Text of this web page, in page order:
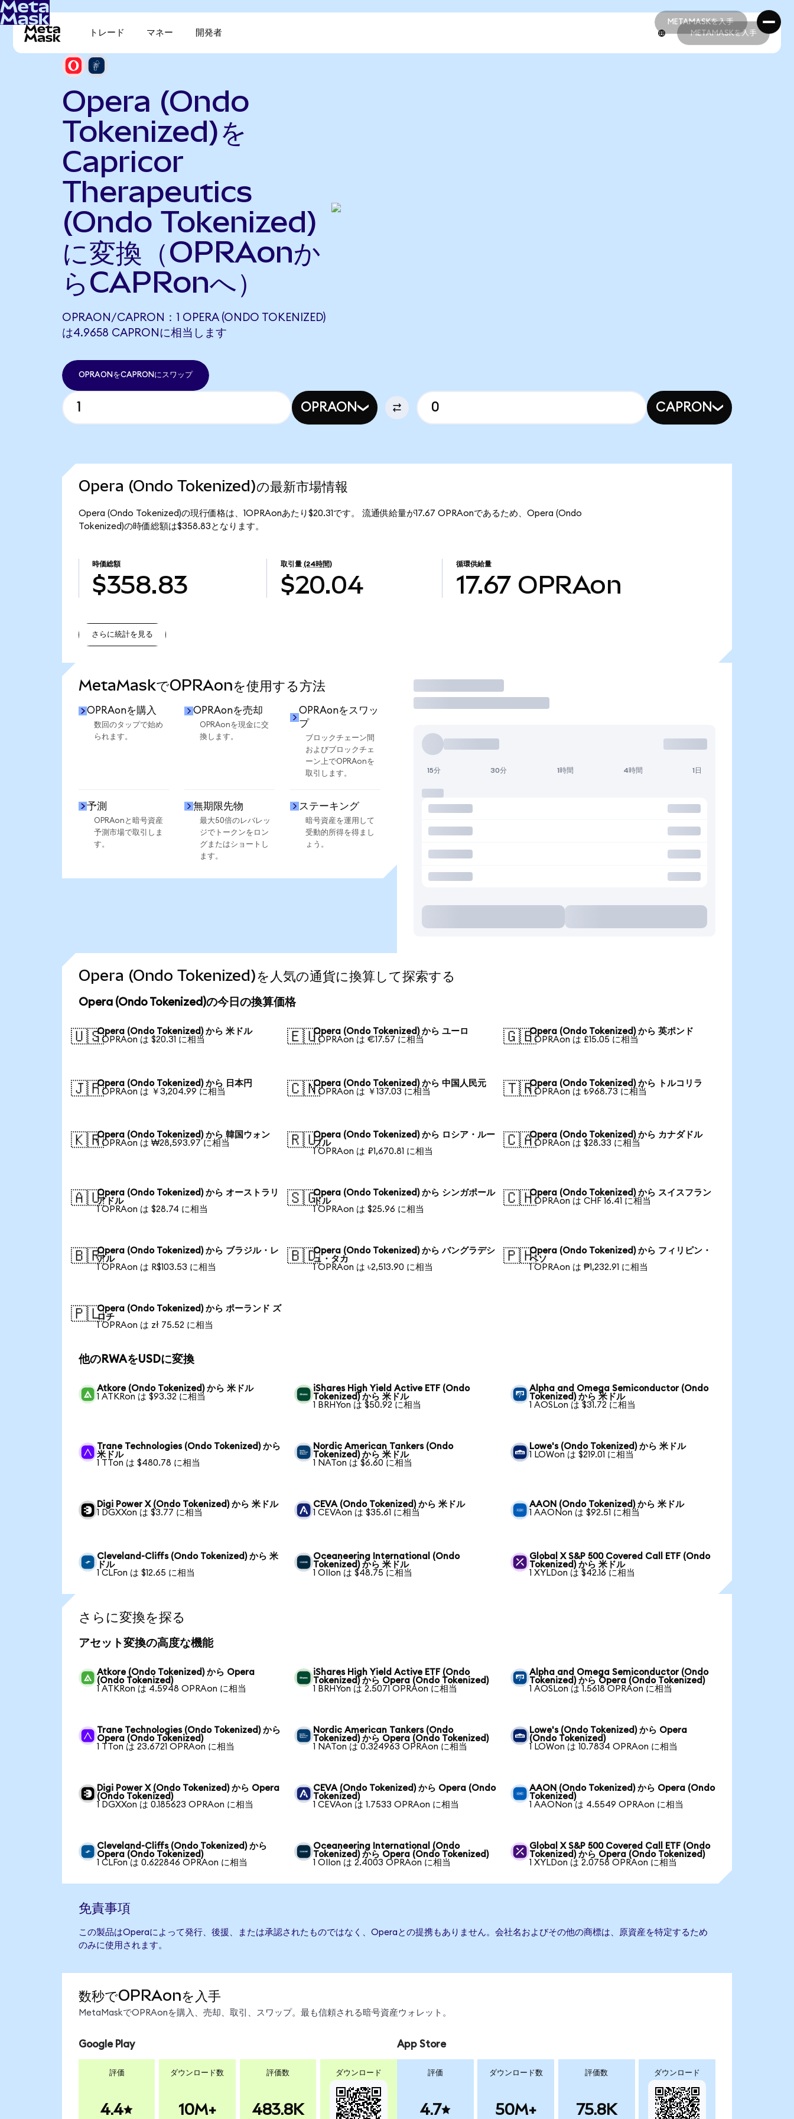
METAMASKを入手
METAMASKを入手
トレード マネー 開発者 METAMASKを入手
Opera (Ondo
Tokenized)を
Capricor
Therapeutics
(Ondo Tokenized)
に変換（OPRAonか
らCAPRonへ）
OPRAON/CAPRON：1 OPERA (ONDO TOKENIZED)
は4.9658 CAPRONに相当します
OPRAONをCAPRONにスワップ
OPRAON CAPRON
Opera (Ondo Tokenized)の最新市場情報
Opera (Ondo Tokenized)の現行価格は、1OPRAonあたり$20.31です。 流通供給量が17.67 OPRAonであるため、Opera (Ondo
Tokenized)の時価総額は$358.83となります。
時価総額
$358.83
取引量 (24時間)
$20.04
循環供給量
17.67 OPRAon
さらに統計を見る
MetaMaskでOPRAonを使用する方法
OPRAonを購入
数回のタップで始め
られます。
OPRAonを売却
OPRAonを現金に交
換します。
OPRAonをスワッ
プ
ブロックチェーン間
およびブロックチェ
ーン上でOPRAonを
取引します。
予測
OPRAonと暗号資産
予測市場で取引しま
す。
無期限先物
最大50倍のレバレッ
ジでトークンをロン
グまたはショートし
ます。
ステーキング
暗号資産を運用して
受動的所得を得まし
ょう。
取引
15分 30分 1時間 4時間 1日
Opera (Ondo Tokenized)を人気の通貨に換算して探索する
Opera (Ondo Tokenized)の今日の換算価格
🇺🇸Opera (Ondo Tokenized) から 米ドル
1 OPRAon は $20.31 に相当
🇪🇺Opera (Ondo Tokenized) から ユーロ
1 OPRAon は €17.57 に相当
🇬🇧Opera (Ondo Tokenized) から 英ポンド
1 OPRAon は £15.05 に相当
🇯🇵Opera (Ondo Tokenized) から 日本円
1 OPRAon は ￥3,204.99 に相当
🇨🇳Opera (Ondo Tokenized) から 中国人民元
1 OPRAon は ￥137.03 に相当
🇹🇷Opera (Ondo Tokenized) から トルコリラ
1 OPRAon は ₺968.73 に相当
🇰🇷Opera (Ondo Tokenized) から 韓国ウォン
1 OPRAon は ₩28,593.97 に相当
🇷🇺Opera (Ondo Tokenized) から ロシア・ルー
ブル
1 OPRAon は ₽1,670.81 に相当
🇨🇦Opera (Ondo Tokenized) から カナダドル
1 OPRAon は $28.33 に相当
🇦🇺Opera (Ondo Tokenized) から オーストラリ
アドル
1 OPRAon は $28.74 に相当
🇸🇬Opera (Ondo Tokenized) から シンガポール
ドル
1 OPRAon は $25.96 に相当
🇨🇭Opera (Ondo Tokenized) から スイスフラン
1 OPRAon は CHF 16.41 に相当
🇧🇷Opera (Ondo Tokenized) から ブラジル・レ
アル
1 OPRAon は R$103.53 に相当
🇧🇩Opera (Ondo Tokenized) から バングラデシ
ュ・タカ
1 OPRAon は ৳2,513.90 に相当
🇵🇭Opera (Ondo Tokenized) から フィリピン・
ペソ
1 OPRAon は ₱1,232.91 に相当
🇵🇱Opera (Ondo Tokenized) から ポーランド ズ
ロチ
1 OPRAon は zł 75.52 に相当
他のRWAをUSDに変換
Atkore (Ondo Tokenized) から 米ドル
1 ATKRon は $93.32 に相当
iShares High Yield Active ETF (Ondo
Tokenized) から 米ドル
1 BRHYon は $50.92 に相当
Alpha and Omega Semiconductor (Ondo
Tokenized) から 米ドル
1 AOSLon は $31.72 に相当
Trane Technologies (Ondo Tokenized) から
米ドル
1 TTon は $480.78 に相当
Nordic American Tankers (Ondo
Tokenized) から 米ドル
1 NATon は $6.60 に相当
Lowe's (Ondo Tokenized) から 米ドル
1 LOWon は $219.01 に相当
Digi Power X (Ondo Tokenized) から 米ドル
1 DGXXon は $3.77 に相当
CEVA (Ondo Tokenized) から 米ドル
1 CEVAon は $35.61 に相当
AAON (Ondo Tokenized) から 米ドル
1 AAONon は $92.51 に相当
Cleveland-Cliffs (Ondo Tokenized) から 米
ドル
1 CLFon は $12.65 に相当
Oceaneering International (Ondo
Tokenized) から 米ドル
1 OIIon は $48.75 に相当
Global X S&P 500 Covered Call ETF (Ondo
Tokenized) から 米ドル
1 XYLDon は $42.16 に相当
さらに変換を探る
アセット変換の高度な機能
Atkore (Ondo Tokenized) から Opera
(Ondo Tokenized)
1 ATKRon は 4.5948 OPRAon に相当
iShares High Yield Active ETF (Ondo
Tokenized) から Opera (Ondo Tokenized)
1 BRHYon は 2.5071 OPRAon に相当
Alpha and Omega Semiconductor (Ondo
Tokenized) から Opera (Ondo Tokenized)
1 AOSLon は 1.5618 OPRAon に相当
Trane Technologies (Ondo Tokenized) から
Opera (Ondo Tokenized)
1 TTon は 23.6721 OPRAon に相当
Nordic American Tankers (Ondo
Tokenized) から Opera (Ondo Tokenized)
1 NATon は 0.324963 OPRAon に相当
Lowe's (Ondo Tokenized) から Opera
(Ondo Tokenized)
1 LOWon は 10.7834 OPRAon に相当
Digi Power X (Ondo Tokenized) から Opera
(Ondo Tokenized)
1 DGXXon は 0.185623 OPRAon に相当
CEVA (Ondo Tokenized) から Opera (Ondo
Tokenized)
1 CEVAon は 1.7533 OPRAon に相当
AAON (Ondo Tokenized) から Opera (Ondo
Tokenized)
1 AAONon は 4.5549 OPRAon に相当
Cleveland-Cliffs (Ondo Tokenized) から
Opera (Ondo Tokenized)
1 CLFon は 0.622846 OPRAon に相当
Oceaneering International (Ondo
Tokenized) から Opera (Ondo Tokenized)
1 OIIon は 2.4003 OPRAon に相当
Global X S&P 500 Covered Call ETF (Ondo
Tokenized) から Opera (Ondo Tokenized)
1 XYLDon は 2.0758 OPRAon に相当
免責事項
この製品はOperaによって発行、後援、または承認されたものではなく、Operaとの提携もありません。会社名およびその他の商標は、原資産を特定するため
のみに使用されます。
数秒でOPRAonを入手
MetaMaskでOPRAonを購入、売却、取引、スワップ。最も信頼される暗号資産ウォレット。
Google Play
評価
4.4
ダウンロード数
10M+
評価数
483.8K
ダウンロード
App Store
評価
4.7
ダウンロード数
50M+
評価数
75.8K
ダウンロード